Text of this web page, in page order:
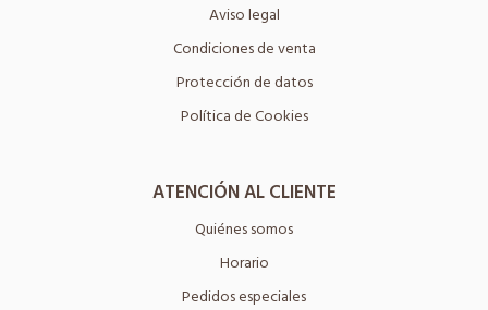
Aviso legal
Condiciones de venta
Protección de datos
Política de Cookies
ATENCIÓN AL CLIENTE
Quiénes somos
Horario
Pedidos especiales